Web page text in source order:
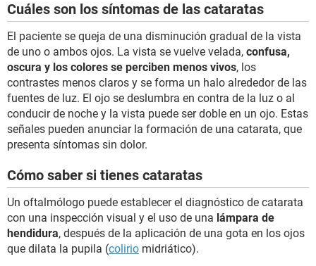
Cuáles son los síntomas de las cataratas
El paciente se queja de una disminución gradual de la vista
de uno o ambos ojos. La vista se vuelve velada, confusa,
oscura y los colores se perciben menos vivos, los
contrastes menos claros y se forma un halo alrededor de las
fuentes de luz. El ojo se deslumbra en contra de la luz o al
conducir de noche y la vista puede ser doble en un ojo. Estas
señales pueden anunciar la formación de una catarata, que
presenta síntomas sin dolor.
Cómo saber si tienes cataratas
Un oftalmólogo puede establecer el diagnóstico de catarata
con una inspección visual y el uso de una lámpara de
hendidura, después de la aplicación de una gota en los ojos
que dilata la pupila (colirio midriático).